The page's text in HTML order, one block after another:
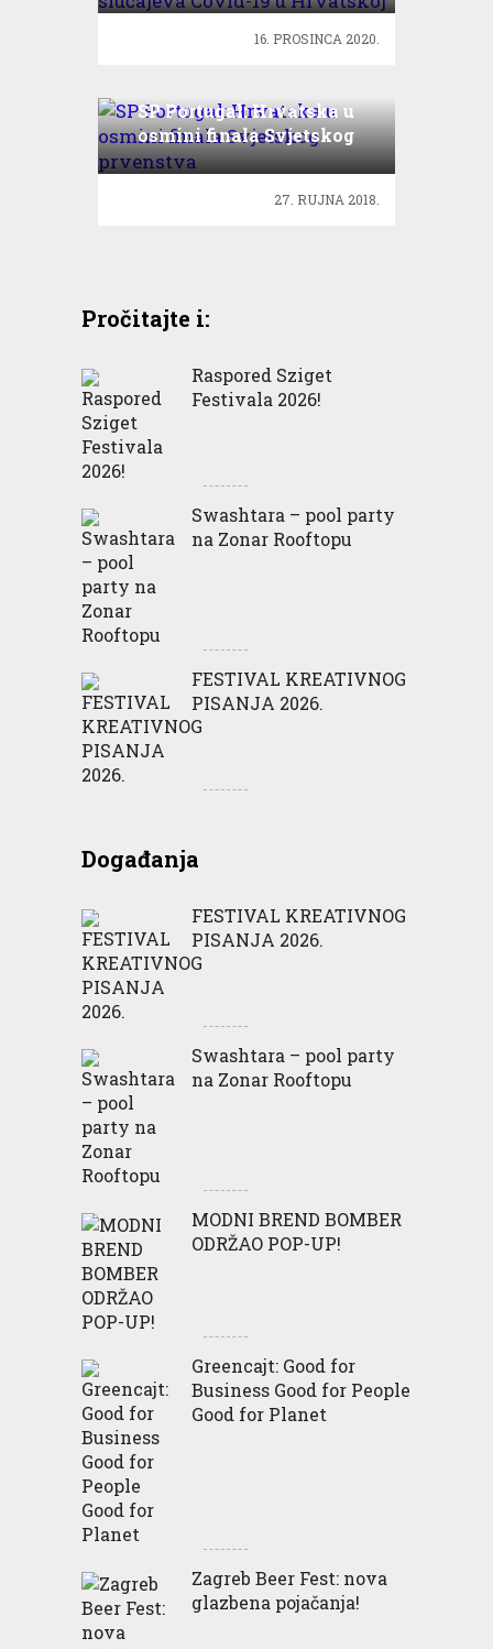
16. PROSINCA 2020.
SP Portugal: Hrvatska u
osmini finala Svjetskog
prvenstva
27. RUJNA 2018.
Pročitajte i:
Raspored Sziget
Festivala 2026!
Swashtara – pool party
na Zonar Rooftopu
FESTIVAL KREATIVNOG
PISANJA 2026.
Događanja
FESTIVAL KREATIVNOG
PISANJA 2026.
Swashtara – pool party
na Zonar Rooftopu
MODNI BREND BOMBER
ODRŽAO POP-UP!
Greencajt: Good for
Business Good for People
Good for Planet
Zagreb Beer Fest: nova
glazbena pojačanja!